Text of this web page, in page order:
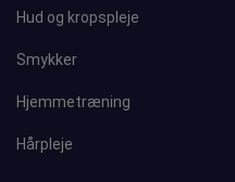
Hud og kropspleje
Smykker
Hjemmetræning
Hårpleje